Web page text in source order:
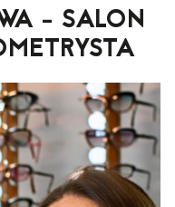
- SALON